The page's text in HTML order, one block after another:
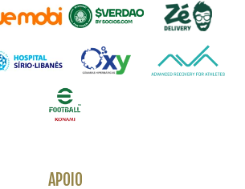
APOIO